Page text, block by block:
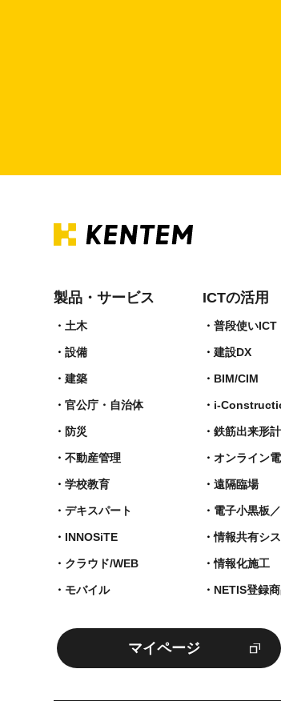
製品・サービス
土木
設備
建築
官公庁・自治体
防災
不動産管理
学校教育
デキスパート
INNOSiTE
クラウド/WEB
モバイル
ICTの活用
普段使いICT
建設DX
BIM/CIM
i-
鉄筋出来形
オンライン
遠隔臨場
電子小黒板
情報共有シ
情報化施工
NETIS登録
マイページ